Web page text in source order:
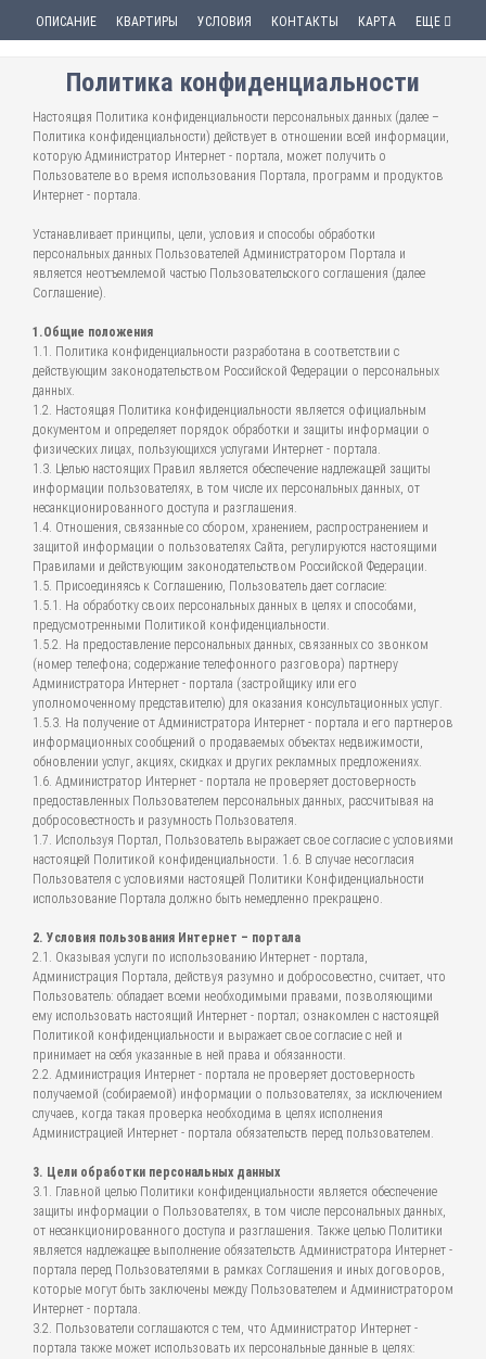
ОПИСАНИЕ КВАРТИРЫ УСЛОВИЯ КОНТАКТЫ КАРТА ЕЩЕ
Политика конфиденциальности
Настоящая Политика конфиденциальности персональных данных (далее –
Политика конфиденциальности) действует в отношении всей информации,
которую Администратор Интернет - портала, может получить о
Пользователе во время использования Портала, программ и продуктов
Интернет - портала.
Устанавливает принципы, цели, условия и способы обработки
персональных данных Пользователей Администратором Портала и
является неотъемлемой частью Пользовательского соглашения (далее
Соглашение).
1.Общие положения
1.1. Политика конфиденциальности разработана в соответствии с
действующим законодательством Российской Федерации о персональных
данных.
1.2. Настоящая Политика конфиденциальности является официальным
документом и определяет порядок обработки и защиты информации о
физических лицах, пользующихся услугами Интернет - портала.
1.3. Целью настоящих Правил является обеспечение надлежащей защиты
информации пользователях, в том числе их персональных данных, от
несанкционированного доступа и разглашения.
1.4. Отношения, связанные со сбором, хранением, распространением и
защитой информации о пользователях Сайта, регулируются настоящими
Правилами и действующим законодательством Российской Федерации.
1.5. Присоединяясь к Соглашению, Пользователь дает согласие:
1.5.1. На обработку своих персональных данных в целях и способами,
предусмотренными Политикой конфиденциальности.
1.5.2. На предоставление персональных данных, связанных со звонком
(номер телефона; содержание телефонного разговора) партнеру
Администратора Интернет - портала (застройщику или его
уполномоченному представителю) для оказания консультационных услуг.
1.5.3. На получение от Администратора Интернет - портала и его партнеров
информационных сообщений о продаваемых объектах недвижимости,
обновлении услуг, акциях, скидках и других рекламных предложениях.
1.6. Администратор Интернет - портала не проверяет достоверность
предоставленных Пользователем персональных данных, рассчитывая на
добросовестность и разумность Пользователя.
1.7. Используя Портал, Пользователь выражает свое согласие с условиями
настоящей Политикой конфиденциальности. 1.6. В случае несогласия
Пользователя с условиями настоящей Политики Конфиденциальности
использование Портала должно быть немедленно прекращено.
2. Условия пользования Интернет – портала
2.1. Оказывая услуги по использованию Интернет - портала,
Администрация Портала, действуя разумно и добросовестно, считает, что
Пользователь: обладает всеми необходимыми правами, позволяющими
ему использовать настоящий Интернет - портал; ознакомлен с настоящей
Политикой конфиденциальности и выражает свое согласие с ней и
принимает на себя указанные в ней права и обязанности.
2.2. Администрация Интернет - портала не проверяет достоверность
получаемой (собираемой) информации о пользователях, за исключением
случаев, когда такая проверка необходима в целях исполнения
Администрацией Интернет - портала обязательств перед пользователем.
3. Цели обработки персональных данных
3.1. Главной целью Политики конфиденциальности является обеспечение
защиты информации о Пользователях, в том числе персональных данных,
от несанкционированного доступа и разглашения. Также целью Политики
является надлежащее выполнение обязательств Администратора Интернет -
портала перед Пользователями в рамках Соглашения и иных договоров,
которые могут быть заключены между Пользователем и Администратором
Интернет - портала.
3.2. Пользователи соглашаются с тем, что Администратор Интернет -
портала также может использовать их персональные данные в целях: